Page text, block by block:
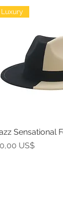
Vista
Luxury
Sensational
US$